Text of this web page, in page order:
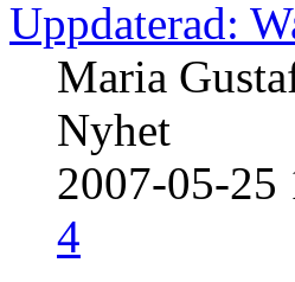
Uppdaterad:
Maria
Nyhet
2007-05-25
4